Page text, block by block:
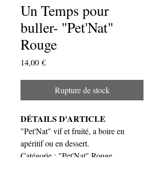
Un Temps pour
buller- "Pet'Nat"
Rouge
14,00 €Prix
Rupture de stock
DÉTAILS D'ARTICLE
"Pet'Nat" vif et fruité, a boire en
apéritif ou en dessert.
Catégorie : "Pet'Nat" Rouge